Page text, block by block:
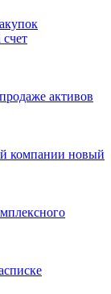
активов
компании новый